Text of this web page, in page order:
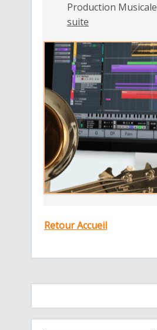
Production Musicale
suite
Retour Accueil